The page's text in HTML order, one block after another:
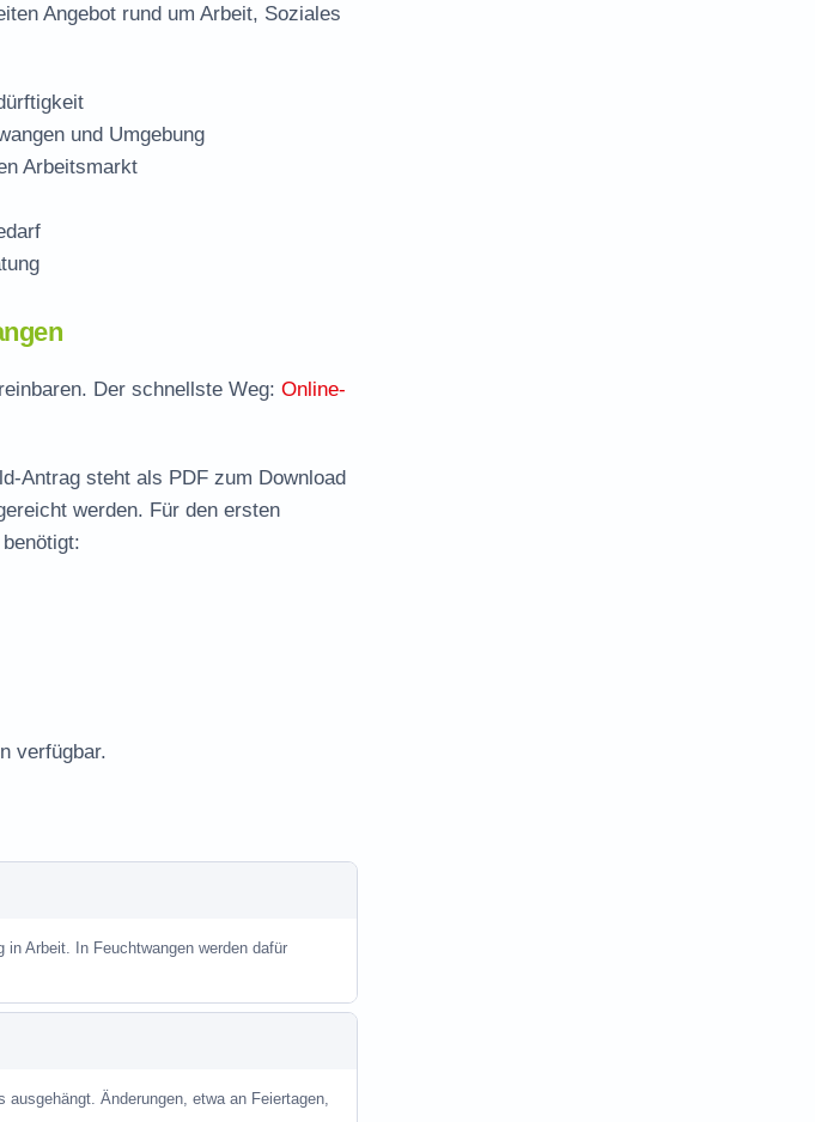
Angebot rund um Arbeit, Soziales
und Umgebung
Arbeitsmarkt
Der schnellste Weg: Online-
Antrag steht als PDF zum Download
werden. Für den ersten
verfügbar.
Arbeit. In Feuchtwangen werden dafür
Änderungen, etwa an Feiertagen,